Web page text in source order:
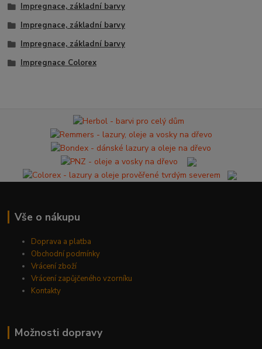
Impregnace, základní barvy
Impregnace, základní barvy
Impregnace, základní barvy
Impregnace Colorex
Vše o nákupu
Doprava a platba
Obchodní podmínky
Vrácení zboží
Vrácení zapůjčeného vzorníku
Kontakty
Možnosti dopravy